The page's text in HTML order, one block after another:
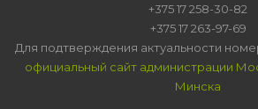
+375 17 258-30-82
+375 17 263-97-69
Для подтверждения актуальности
официальный сайт администрации
Минска